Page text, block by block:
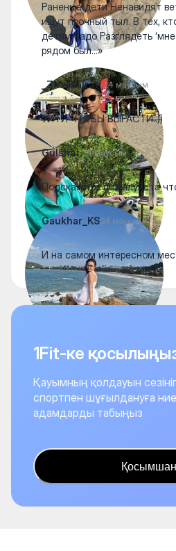
Раненые дети Ненавидят
ищут прочный тыл. В тех,
детям надо Разглядеть
рядом был…»
_Zhaskairat_24 маусым
УЙТИ ЧТОБЫ ВЫРАСТИ..))
Gulshat.24 маусым
Подскажите пожалуйста
Gaukhar_KS24 маусым
И на самом интересном
1Fit-ке
Қауымның қолдауын
спортпен шұғылдануға
адамдарды табыңыз